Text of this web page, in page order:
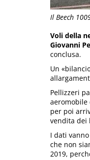
Il Beech
Voli della
Giovanni
conclusa.
Un
Pellizzeri
aeromobile
per poi
vendita dei
I dati
che non
2019,